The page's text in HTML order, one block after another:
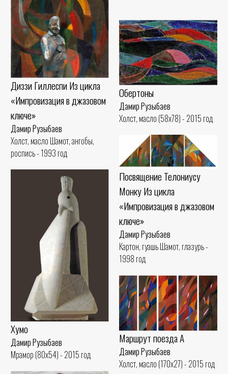
Диззи Гиллеспи Из цикла
«Импровизация в джазовом
ключе»
Дамир Рузыбаев
Холст, масло Шамот, ангобы,
роспись - 1993 год
Обертоны
Дамир Рузыбаев
Холст, масло (58x78) - 2015 год
Посвящение Телониусу
Монку Из цикла
«Импровизация в джазовом
ключе»
Дамир Рузыбаев
Картон, гуашь Шамот, глазурь -
1998 год
Хумо
Дамир Рузыбаев
Мрамор (80x54) - 2015 год
Маршрут поезда А
Дамир Рузыбаев
Холст, масло (170x27) - 2015 год